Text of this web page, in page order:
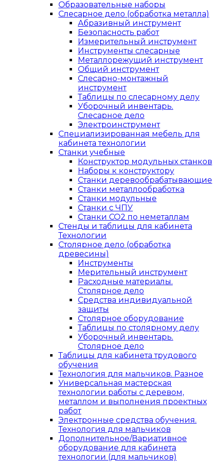
Образовательные наборы
Слесарное дело (обработка металла)
Абразивный инструмент
Безопасность работ
Измерительный инструмент
Инструменты слесарные
Металлорежущий инструмент
Общий инструмент
Слесарно-монтажный
инструмент
Таблицы по слесарному делу
Уборочный инвентарь.
Слесарное дело
Электроинструмент
Специализированная мебель для
кабинета технологии
Станки учебные
Конструктор модульных станков
Наборы к конструктору
Станки деревообрабатывающие
Станки металлообработка
Станки модульные
Станки с ЧПУ
Станки СО2 по неметаллам
Стенды и таблицы для кабинета
Технологии
Столярное дело (обработка
древесины)
Инструменты
Мерительный инструмент
Расходные материалы.
Столярное дело
Средства индивидуальной
защиты
Столярное оборудование
Таблицы по столярному делу
Уборочный инвентарь.
Столярное дело
Таблицы для кабинета трудового
обучения
Технология для мальчиков. Разное
Универсальная мастерская
технологии работы с деревом,
металлом и выполнения проектных
работ
Электронные средства обучения.
Технология для мальчиков
Дополнительное/Вариативное
оборудование для кабинета
технологии (для мальчиков)